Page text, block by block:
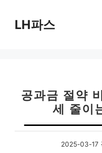
LH파스
공과금 절약
세 줄이
2025-03-17